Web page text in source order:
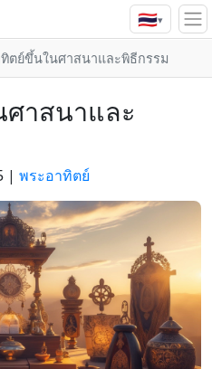
🇹🇭▾
ตย์ขึ้นในศาสนาและพิธีกรรม
าสนาและ
| พระอาทิตย์